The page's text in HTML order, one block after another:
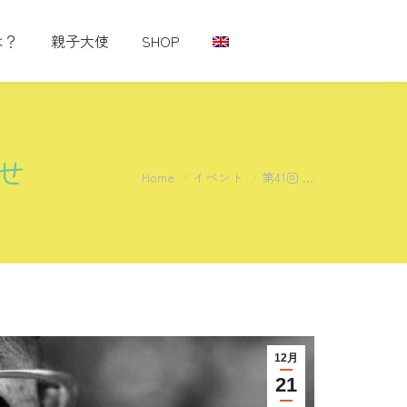
親子大使 SHOP
You are here:
Home イベント 第41回 …
12月
21